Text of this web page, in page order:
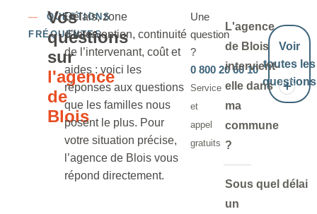
— QUESTIONS
FRÉQUENTES
Vos
questions
sur
l'agence
de
Blois
Délais, zone
d’intervention, continuité
de l’intervenant, coût et
aides : voici les
réponses aux questions
que les familles nous
posent le plus. Pour
votre situation précise,
l’agence de Blois vous
répond directement.
Une
question
?
0 800 20 60 10
Service
et
appel
gratuits
Voir
toutes les
questions
L'agence
de Blois
intervient-
elle dans
ma
commune
?
Sous quel délai
un